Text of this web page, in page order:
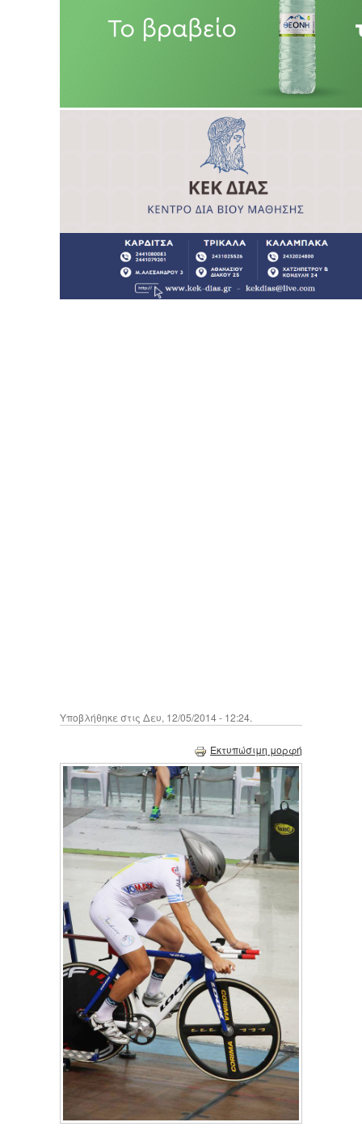
Υποβλήθηκε στις Δευ, 12/05/2014 - 12:24.
Εκτυπώσιμη μορφή